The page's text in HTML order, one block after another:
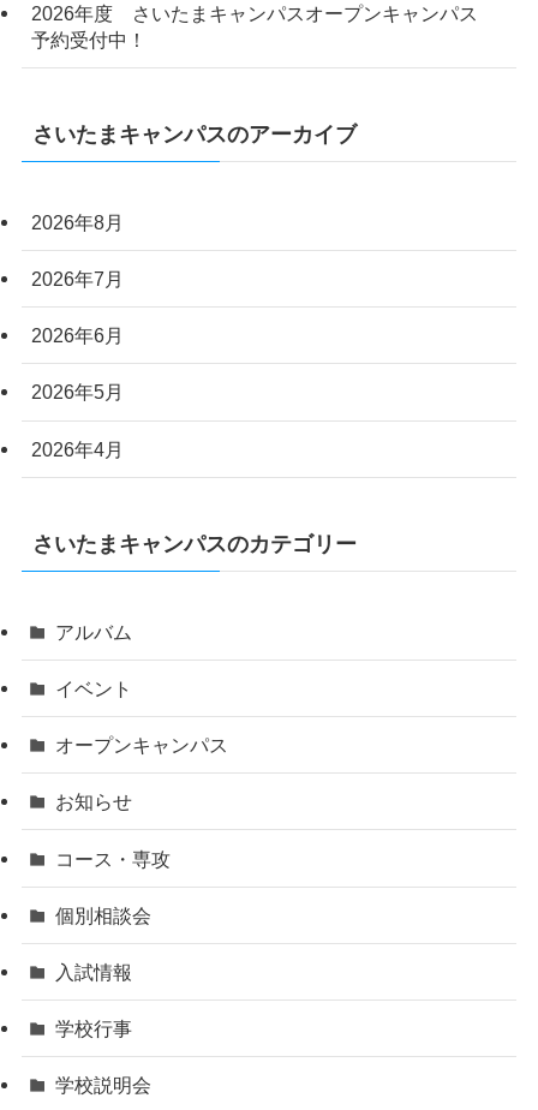
2026年度 さいたまキャンパスオープンキャンパス
予約受付中！
さいたまキャンパスのアーカイブ
2026年8月
2026年7月
2026年6月
2026年5月
2026年4月
さいたまキャンパスのカテゴリー
アルバム
イベント
オープンキャンパス
お知らせ
コース・専攻
個別相談会
入試情報
学校行事
学校説明会